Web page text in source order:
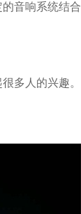
音响系统结合
多人的兴趣。